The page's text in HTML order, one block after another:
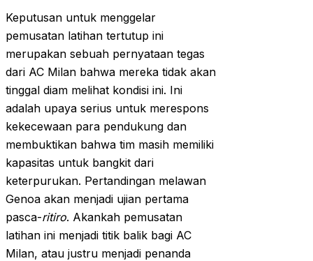
Keputusan untuk menggelar
pemusatan latihan tertutup ini
merupakan sebuah pernyataan tegas
dari AC Milan bahwa mereka tidak akan
tinggal diam melihat kondisi ini. Ini
adalah upaya serius untuk merespons
kekecewaan para pendukung dan
membuktikan bahwa tim masih memiliki
kapasitas untuk bangkit dari
keterpurukan. Pertandingan melawan
Genoa akan menjadi ujian pertama
pasca-ritiro. Akankah pemusatan
latihan ini menjadi titik balik bagi AC
Milan, atau justru menjadi penanda